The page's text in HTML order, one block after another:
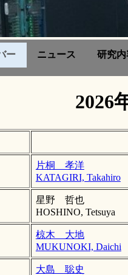
ー ニュース 研究内
2026
片桐 孝洋
KATAGIRI, Takahiro
星野 哲也
HOSHINO, Tetsuya
椋木 大地
MUKUNOKI, Daichi
大島 聡史